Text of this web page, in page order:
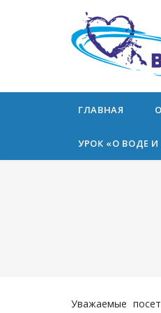
ГЛАВНАЯ
УРОК «О ВОДЕ
Уважаемые